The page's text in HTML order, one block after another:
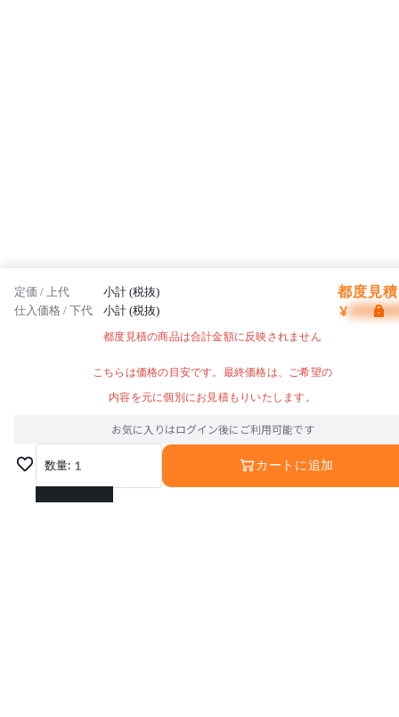
定価 / 上代 小計 (税抜) 都度見
仕入価格 / 下代 小計 (税抜) ¥
都度見積の商品は合計金額に反映されません
こちらは価格の目安です。最終価格は、ご希望の
内容を元に個別にお見積もりいたします。
お気に入りはログイン後にご利用可能です
数量: 1
1
カートに追加